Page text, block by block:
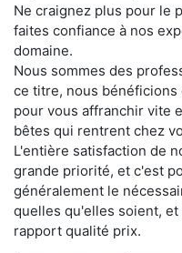
Ne craignez plus pour le
faites confiance à nos
domaine.
Nous sommes des
ce titre, nous
pour vous affranchir vite
bêtes qui rentrent chez
L'entière satisfaction de
grande priorité, et c'est
généralement le
quelles qu'elles soient,
rapport qualité prix.